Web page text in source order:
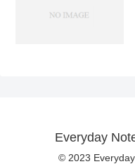
Everyday
© 2023